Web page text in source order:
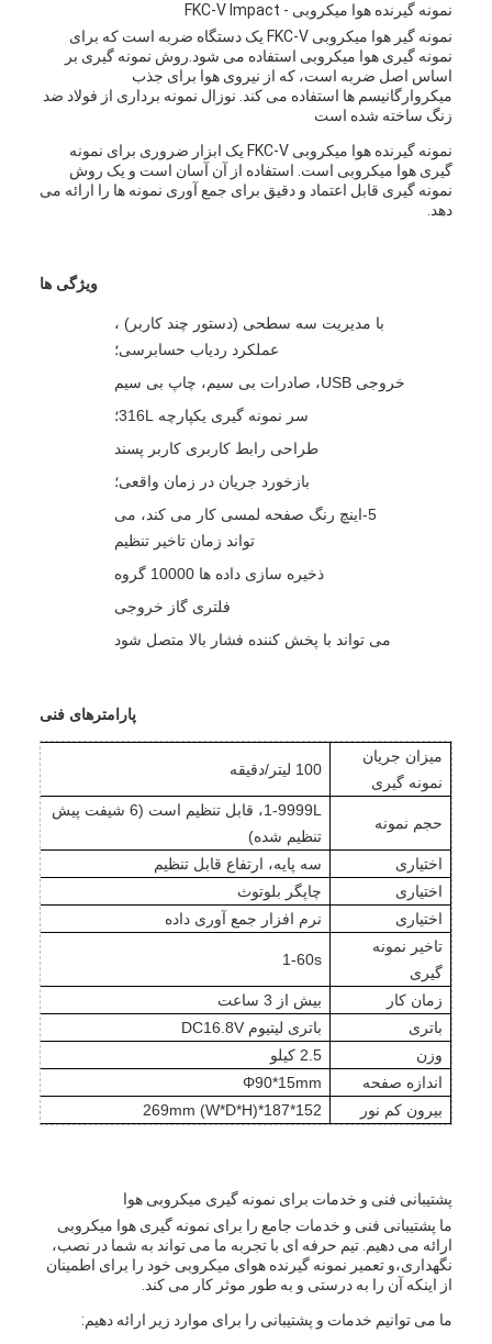
نمونه گیرنده هوا میکروبی - FKC-V Impact
نمونه گیر هوا میکروبی FKC-V یک دستگاه ضربه است که برای
نمونه گیری هوا میکروبی استفاده می شود.روش نمونه گیری بر
اساس اصل ضربه است، که از نیروی هوا برای جذب
میکروارگانیسم ها استفاده می کند. نوزال نمونه برداری از فولاد ضد
زنگ ساخته شده است
نمونه گیرنده هوا میکروبی FKC-V یک ابزار ضروری برای نمونه
گیری هوا میکروبی است. استفاده از آن آسان است و یک روش
نمونه گیری قابل اعتماد و دقیق برای جمع آوری نمونه ها را ارائه می
دهد.
ویژگی ها
با مدیریت سه سطحی (دستور چند کاربر) ،
عملکرد ردیاب حسابرسی؛
خروجی USB، صادرات بی سیم، چاپ بی سیم
سر نمونه گیری یکپارچه 316L؛
طراحی رابط کاربری کاربر پسند
بازخورد جریان در زمان واقعی؛
5-اینچ رنگ صفحه لمسی کار می کند، می
تواند زمان تاخیر تنظیم
ذخیره سازی داده ها 10000 گروه
فلتری گاز خروجی
می تواند با پخش کننده فشار بالا متصل شود
پارامترهای فنی
میزان جریان
نمونه گیری
100 لیتر/دقیقه
حجم نمونه
1-9999L، قابل تنظیم است (6 شیفت پیش
تنظیم شده)
اختیاری
سه پایه، ارتفاع قابل تنظیم
اختیاری
چاپگر بلوتوث
اختیاری
نرم افزار جمع آوری داده
تاخیر نمونه
گیری
1-60s
زمان کار
بیش از 3 ساعت
باتری
باتری لیتیوم DC16.8V
وزن
2.5 کیلو
اندازه صفحه
Φ90*15mm
بيرون کم نور
152*187*269mm (W*D*H)
پشتیبانی فنی و خدمات برای نمونه گیری میکروبی هوا
ما پشتیبانی فنی و خدمات جامع را برای نمونه گیری هوا میکروبی
ارائه می دهیم. تیم حرفه ای با تجربه ما می تواند به شما در نصب،
نگهداری،و تعمیر نمونه گیرنده هوای میکروبی خود را برای اطمینان
از اینکه آن را به درستی و به طور موثر کار می کند.
ما می توانیم خدمات و پشتیبانی را برای موارد زیر ارائه دهیم: